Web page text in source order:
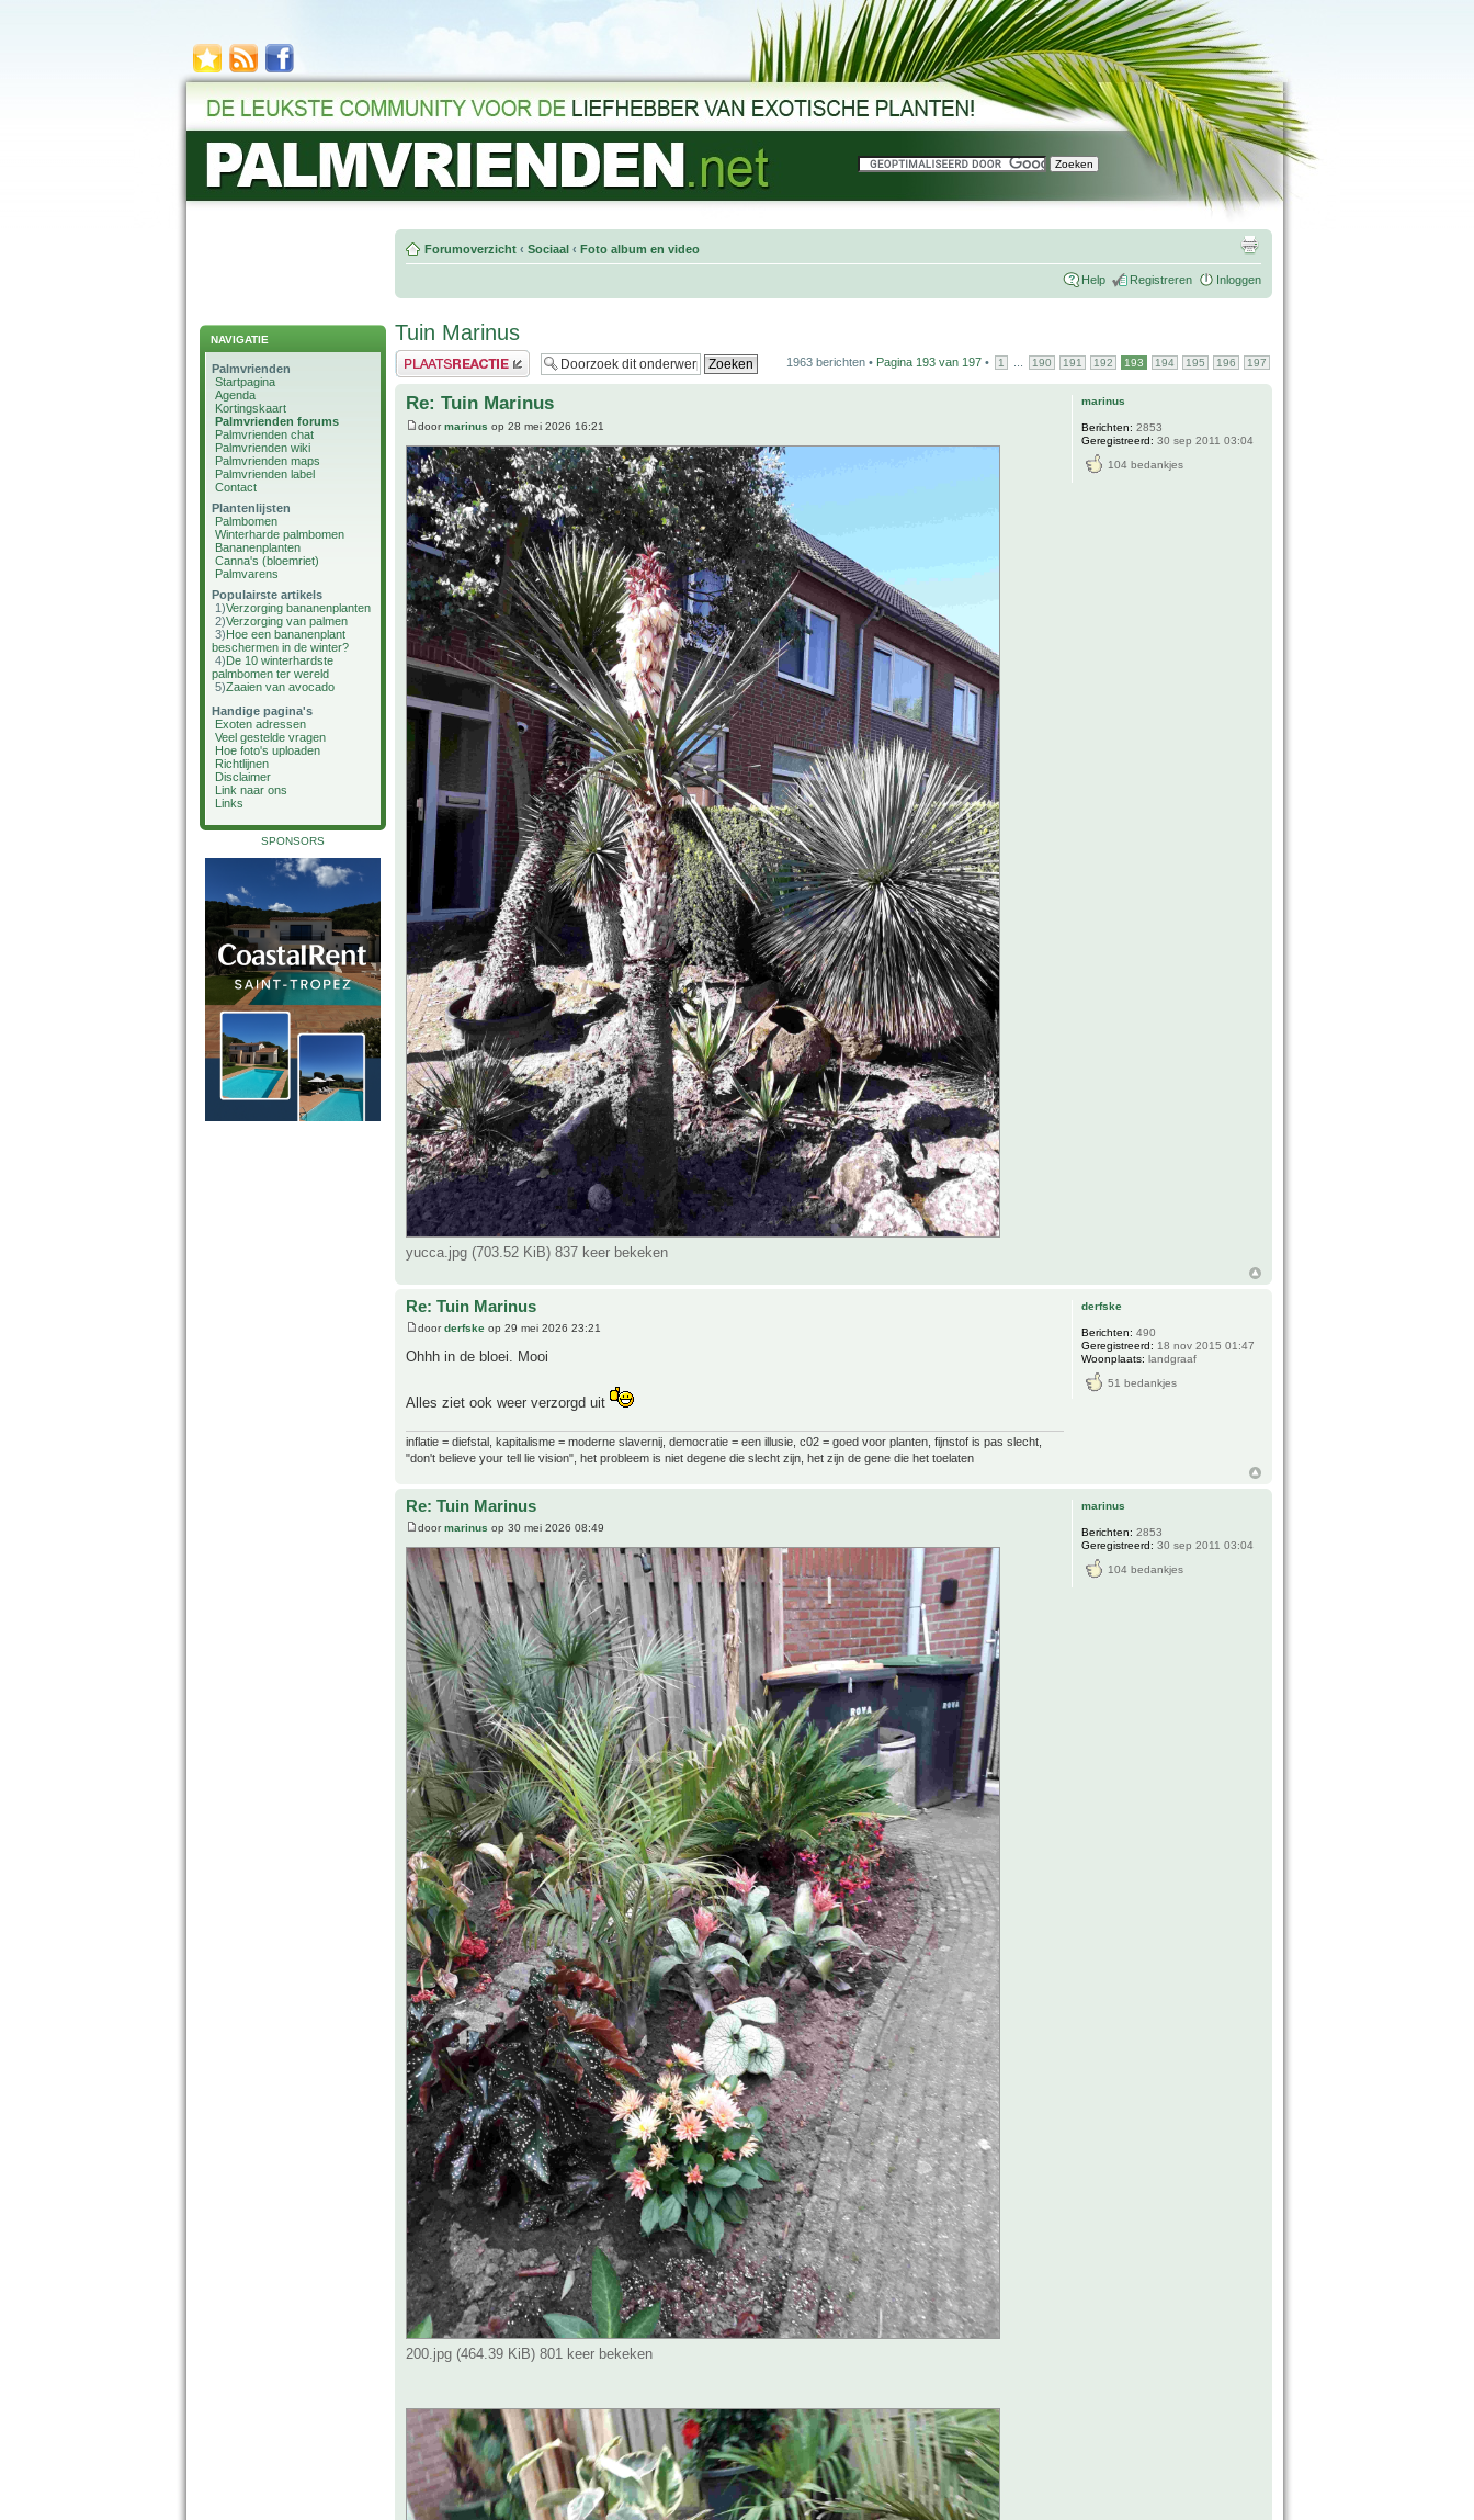
NAVIGATIE
Palmvrienden
Startpagina
Agenda
Kortingskaart
Palmvrienden forums
Palmvrienden chat
Palmvrienden wiki
Palmvrienden maps
Palmvrienden label
Contact
Plantenlijsten
Palmbomen
Winterharde palmbomen
Bananenplanten
Canna's (bloemriet)
Palmvarens
Populairste artikels
1)Verzorging bananenplanten
2)Verzorging van palmen
3)Hoe een bananenplant
beschermen in de winter?
4)De 10 winterhardste
palmbomen ter wereld
5)Zaaien van avocado
Handige pagina's
Exoten adressen
Veel gestelde vragen
Hoe foto's uploaden
Richtlijnen
Disclaimer
Link naar ons
Links
SPONSORS
Forumoverzicht ‹ Sociaal ‹ Foto album en video
Help Registreren Inloggen
Tuin Marinus
Plaats een reactie 1963 berichten • Pagina 193 van 197 • 1 190 191 192 193 194 195 196 197
Re: Tuin Marinus
doormarinus op 28 mei 2026 16:21
yucca.jpg (703.52 KiB) 837 keer bekeken
marinus
Berichten: 2853
Geregistreerd: 30 sep 2011 03:04
104 bedankjes
Re: Tuin Marinus
doorderfske op 29 mei 2026 23:21
Ohhh in de bloei. Mooi
Alles ziet ook weer verzorgd uit
inflatie = diefstal, kapitalisme = moderne slavernij, democratie = een illusie, c02 = goed voor planten, fijnstof is pas slecht,
"don't believe your tell lie vision", het probleem is niet degene die slecht zijn, het zijn de gene die het toelaten
derfske
Berichten: 490
Geregistreerd: 18 nov 2015 01:47
Woonplaats: landgraaf
51 bedankjes
Re: Tuin Marinus
doormarinus op 30 mei 2026 08:49
200.jpg (464.39 KiB) 801 keer bekeken
marinus
Berichten: 2853
Geregistreerd: 30 sep 2011 03:04
104 bedankjes